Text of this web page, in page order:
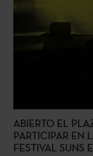
ABIERTO EL
PARTICIPAR EN
FESTIVAL SUNS